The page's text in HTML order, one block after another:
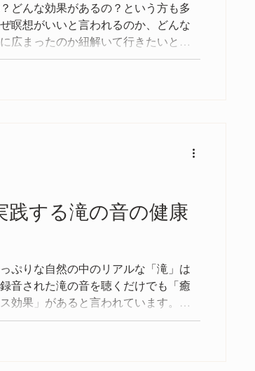
どんな効果があるの？という方も多
瞑想がいいと言われるのか、どんな
広まったのか紐解いて行きたいと思
践する滝の音の健康
ぷりな自然の中のリアルな「滝」は
音された滝の音を聴くだけでも「癒
効果」があると言われています。こ
メンタルヘルスやさまざまな健康効
ました！